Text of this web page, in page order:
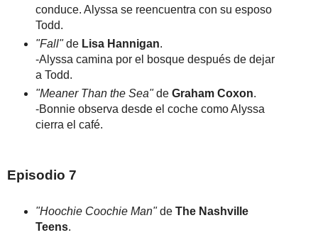
conduce. Alyssa se reencuentra con su esposo
Todd.
"Fall"de Lisa Hannigan.
-Alyssa camina por el bosque después de dejar
a Todd.
"Meaner Than the Sea"de Graham Coxon.
-Bonnie observa desde el coche como Alyssa
cierra el café.
Episodio 7
"Hoochie Coochie Man"de The Nashville
Teens.